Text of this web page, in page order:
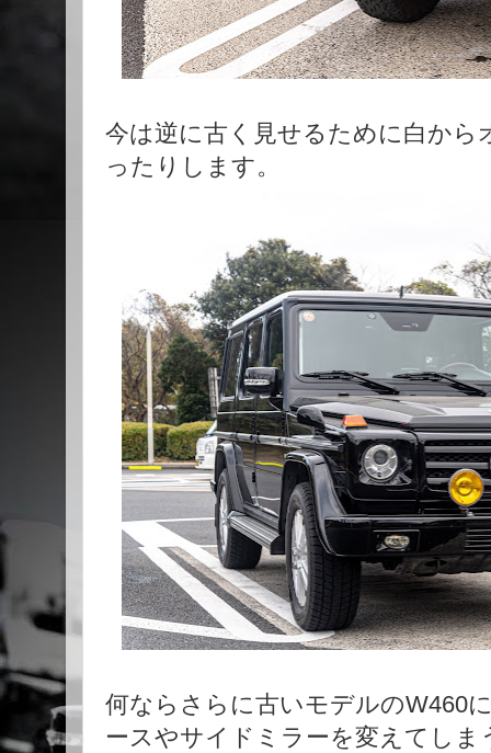
今は逆に古く見せるために白から
ったりします。
何ならさらに古いモデルのW460
ースやサイドミラーを変えてし